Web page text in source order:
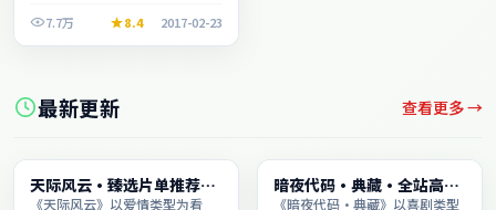
休闲时段观看。
7.7万 8.4 2017-02-23
最新更新 查看更多 →
动漫 2:41:20
天际风云·臻选片单推荐画
质清晰观看流畅
《天际风云》以爱情类型为看
电影 1:43:01
暗夜代码·典藏·全站高分
推荐节奏紧凑值得追看
《暗夜代码·典藏》以喜剧类型